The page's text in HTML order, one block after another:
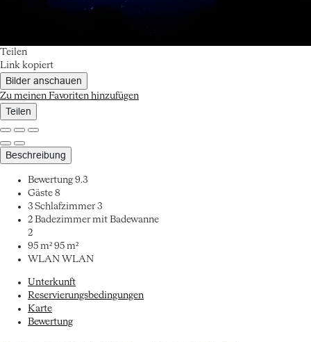
Teilen
Link kopiert
Bilder anschauen
Zu meinen Favoriten hinzufügen
Teilen
Beschreibung
Bewertung 9.3
Gäste 8
3 Schlafzimmer 3
2 Badezimmer mit Badewanne
2
95 m² 95 m²
WLAN WLAN
Unterkunft
Reservierungsbedingungen
Karte
Bewertung